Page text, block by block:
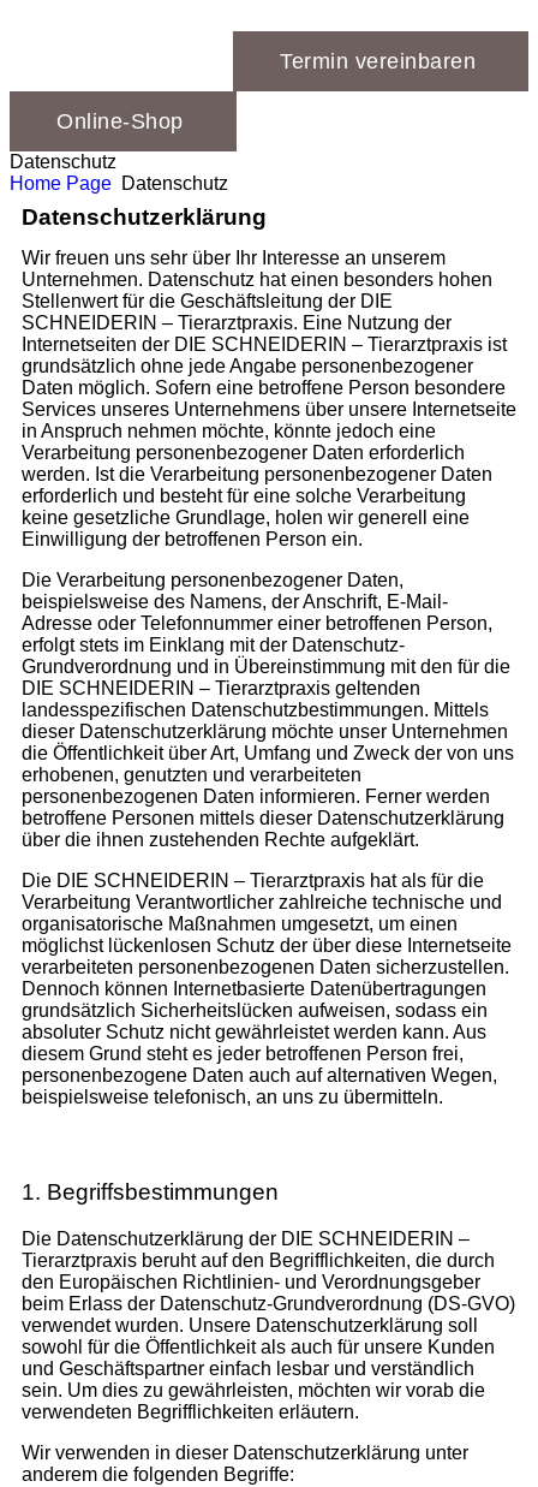
Termin vereinbaren
Online-Shop
Datenschutz
Home Page Datenschutz
Datenschutzerklärung
Wir freuen uns sehr über Ihr Interesse an unserem
Unternehmen. Datenschutz hat einen besonders hohen
Stellenwert für die Geschäftsleitung der DIE
SCHNEIDERIN – Tierarztpraxis. Eine Nutzung der
Internetseiten der DIE SCHNEIDERIN – Tierarztpraxis ist
grundsätzlich ohne jede Angabe personenbezogener
Daten möglich. Sofern eine betroffene Person besondere
Services unseres Unternehmens über unsere Internetseite
in Anspruch nehmen möchte, könnte jedoch eine
Verarbeitung personenbezogener Daten erforderlich
werden. Ist die Verarbeitung personenbezogener Daten
erforderlich und besteht für eine solche Verarbeitung
keine gesetzliche Grundlage, holen wir generell eine
Einwilligung der betroffenen Person ein.
Die Verarbeitung personenbezogener Daten,
beispielsweise des Namens, der Anschrift, E-Mail-
Adresse oder Telefonnummer einer betroffenen Person,
erfolgt stets im Einklang mit der Datenschutz-
Grundverordnung und in Übereinstimmung mit den für die
DIE SCHNEIDERIN – Tierarztpraxis geltenden
landesspezifischen Datenschutzbestimmungen. Mittels
dieser Datenschutzerklärung möchte unser Unternehmen
die Öffentlichkeit über Art, Umfang und Zweck der von uns
erhobenen, genutzten und verarbeiteten
personenbezogenen Daten informieren. Ferner werden
betroffene Personen mittels dieser Datenschutzerklärung
über die ihnen zustehenden Rechte aufgeklärt.
Die DIE SCHNEIDERIN – Tierarztpraxis hat als für die
Verarbeitung Verantwortlicher zahlreiche technische und
organisatorische Maßnahmen umgesetzt, um einen
möglichst lückenlosen Schutz der über diese Internetseite
verarbeiteten personenbezogenen Daten sicherzustellen.
Dennoch können Internetbasierte Datenübertragungen
grundsätzlich Sicherheitslücken aufweisen, sodass ein
absoluter Schutz nicht gewährleistet werden kann. Aus
diesem Grund steht es jeder betroffenen Person frei,
personenbezogene Daten auch auf alternativen Wegen,
beispielsweise telefonisch, an uns zu übermitteln.
1. Begriffsbestimmungen
Die Datenschutzerklärung der DIE SCHNEIDERIN –
Tierarztpraxis beruht auf den Begrifflichkeiten, die durch
den Europäischen Richtlinien- und Verordnungsgeber
beim Erlass der Datenschutz-Grundverordnung (DS-GVO)
verwendet wurden. Unsere Datenschutzerklärung soll
sowohl für die Öffentlichkeit als auch für unsere Kunden
und Geschäftspartner einfach lesbar und verständlich
sein. Um dies zu gewährleisten, möchten wir vorab die
verwendeten Begrifflichkeiten erläutern.
Wir verwenden in dieser Datenschutzerklärung unter
anderem die folgenden Begriffe: